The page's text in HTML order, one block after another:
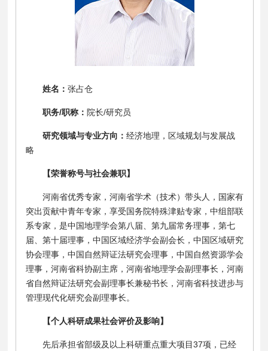
姓名： 张占仓
职务/职称： 院长/研究员
研究领域与专业方向： 经济地理，区域规划与发展战
略
【荣誉称号与社会兼职】
河南省优秀专家，河南省学术（技术）带头人，国家有
突出贡献中青年专家，享受国务院特殊津贴专家，中组部联
系专家，是中国地理学会第八届、第九届常务理事，第七
届、第十届理事，中国区域经济学会副会长，中国区域研究
协会理事，中国自然辩证法研究会理事，中国自然资源学会
理事，河南省科协副主席，河南省地理学会副理事长，河南
省自然辩证法研究会副理事长兼秘书长，河南省科技进步与
管理现代化研究会副理事长。
【个人科研成果社会评价及影响】
先后承担省部级及以上科研重点重大项目37项，已经